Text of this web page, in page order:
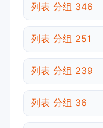
列表 分组 346
列表 分组 251
列表 分组 239
列表 分组 36